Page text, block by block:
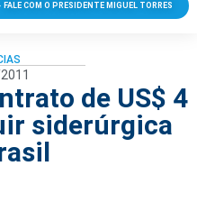
FALE COM O PRESIDENTE MIGUEL TORRES
de US$ 4
siderúrgica